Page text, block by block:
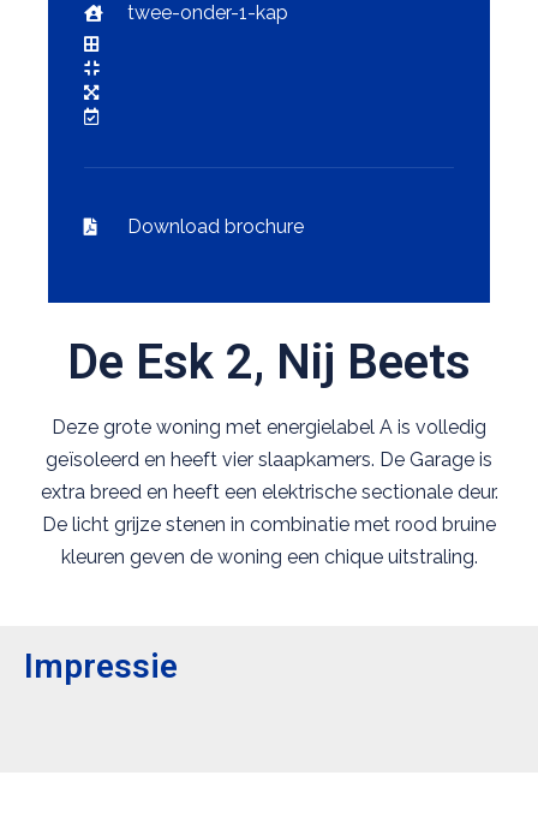
De Esk 2, Nij Beets
Deze grote woning met energielabel A is volledig
geïsoleerd en heeft vier slaapkamers. De Garage is
extra breed en heeft een elektrische sectionale deur.
De licht grijze stenen in combinatie met rood bruine
kleuren geven de woning een chique uitstraling.
twee-onder-1-kap
Download brochure
Impressie